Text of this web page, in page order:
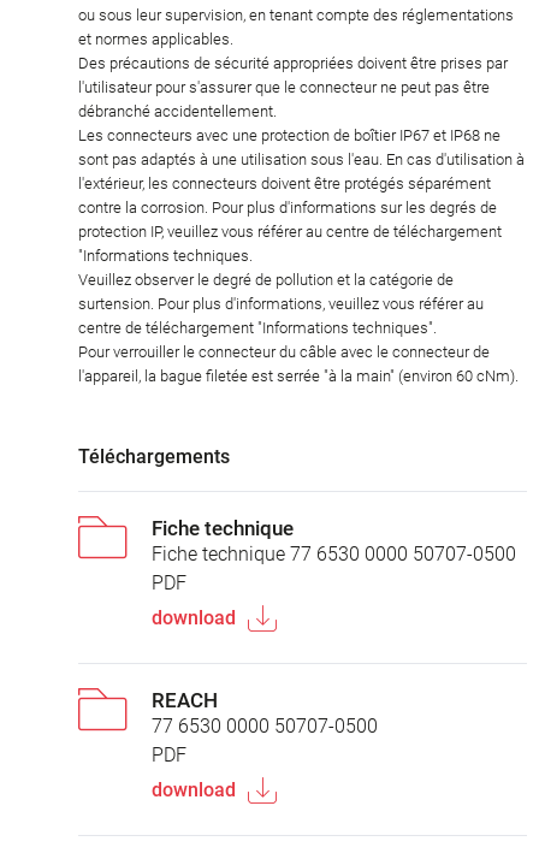
ou sous leur supervision, en tenant compte des réglementations
et normes applicables.
Des précautions de sécurité appropriées doivent être prises par
l'utilisateur pour s'assurer que le connecteur ne peut pas être
débranché accidentellement.
Les connecteurs avec une protection de boîtier IP67 et IP68 ne
sont pas adaptés à une utilisation sous l'eau. En cas d'utilisation à
l'extérieur, les connecteurs doivent être protégés séparément
contre la corrosion. Pour plus d'informations sur les degrés de
protection IP, veuillez vous référer au centre de téléchargement
"Informations techniques.
Veuillez observer le degré de pollution et la catégorie de
surtension. Pour plus d'informations, veuillez vous référer au
centre de téléchargement "Informations techniques".
Pour verrouiller le connecteur du câble avec le connecteur de
l'appareil, la bague filetée est serrée "à la main" (environ 60 cNm).
Téléchargements
Fiche technique
Fiche technique 77 6530 0000 50707-0500
PDF
download
REACH
77 6530 0000 50707-0500
PDF
download